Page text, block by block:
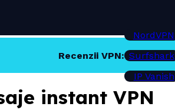
Recenzii VPN:
NordVPN
Surfshark
IP Vanish
instant VPN